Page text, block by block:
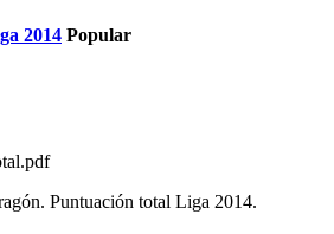
2014 Popular
Puntuación total Liga 2014.